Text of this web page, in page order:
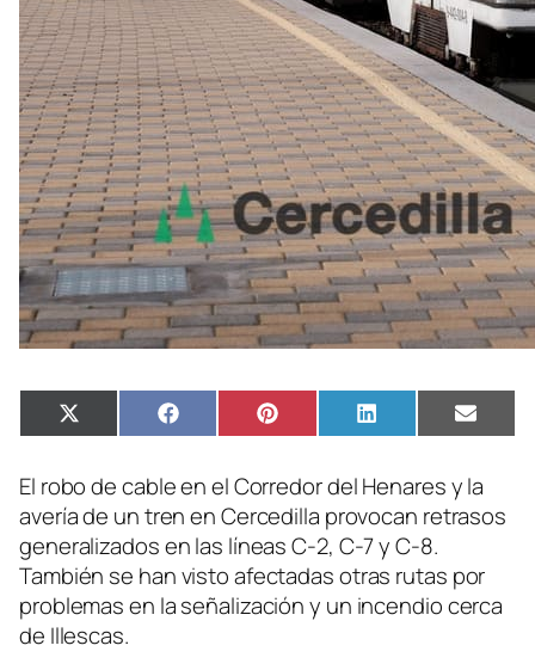
Compartir
en
X
(Twitter)
Compartir
en
FacebookCompartir
en
PinterestCompartir
en
LinkedIn
en
Email
El robo de cable en el Corredor del Henares y la
avería de un tren en Cercedilla provocan retrasos
generalizados en las líneas C-2, C-7 y C-8.
También se han visto afectadas otras rutas por
problemas en la señalización y un incendio cerca
de Illescas.